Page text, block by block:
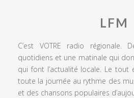
LFM
C’est VOTRE radio régionale.
quotidiens et une matinale qui
qui font l’actualité locale. Le tout
toute la journée au rythme des
et des chansons populaires